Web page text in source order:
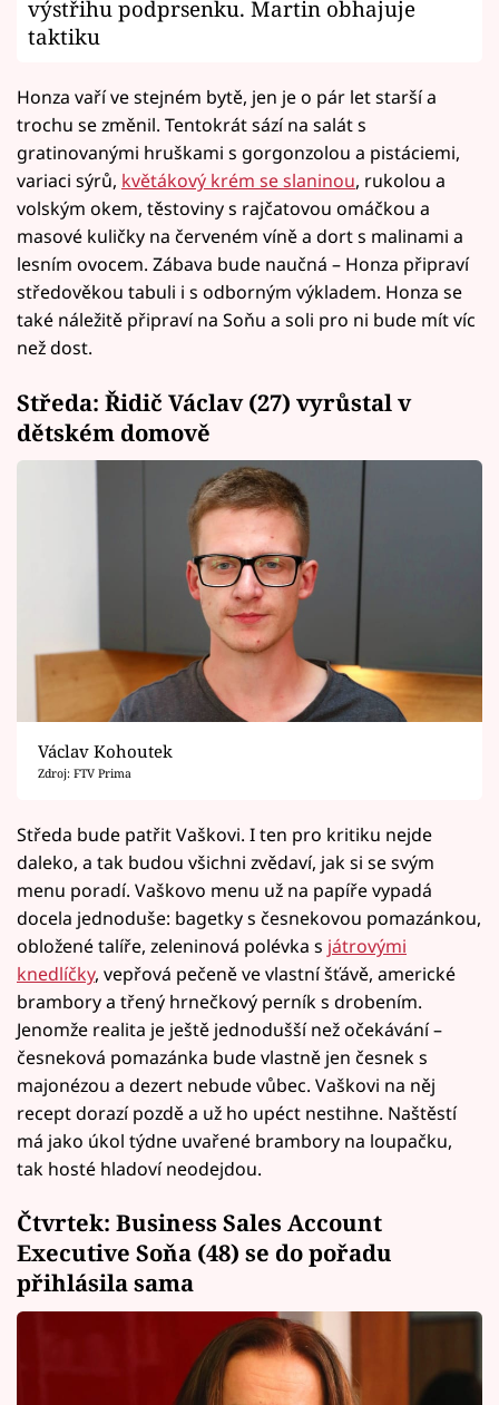
výstřihu podprsenku. Martin obhajuje
taktiku
Honza vaří ve stejném bytě, jen je o pár let starší a
trochu se změnil. Tentokrát sází na salát s
gratinovanými hruškami s gorgonzolou a pistáciemi,
variaci sýrů, květákový krém se slaninou, rukolou a
volským okem, těstoviny s rajčatovou omáčkou a
masové kuličky na červeném víně a dort s malinami a
lesním ovocem. Zábava bude naučná – Honza připraví
středověkou tabuli i s odborným výkladem. Honza se
také náležitě připraví na Soňu a soli pro ni bude mít víc
než dost.
Středa: Řidič Václav (27) vyrůstal v
dětském domově
Václav Kohoutek
Zdroj: FTV Prima
Středa bude patřit Vaškovi. I ten pro kritiku nejde
daleko, a tak budou všichni zvědaví, jak si se svým
menu poradí. Vaškovo menu už na papíře vypadá
docela jednoduše: bagetky s česnekovou pomazánkou,
obložené talíře, zeleninová polévka s játrovými
knedlíčky, vepřová pečeně ve vlastní šťávě, americké
brambory a třený hrnečkový perník s drobením.
Jenomže realita je ještě jednodušší než očekávání –
česneková pomazánka bude vlastně jen česnek s
majonézou a dezert nebude vůbec. Vaškovi na něj
recept dorazí pozdě a už ho upéct nestihne. Naštěstí
má jako úkol týdne uvařené brambory na loupačku,
tak hosté hladoví neodejdou.
Čtvrtek: Business Sales Account
Executive Soňa (48) se do pořadu
přihlásila sama